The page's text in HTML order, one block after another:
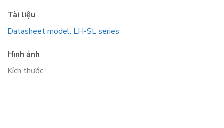
Tài liệu
Datasheet model: LH-SL series
Hình ảnh
Kích thước